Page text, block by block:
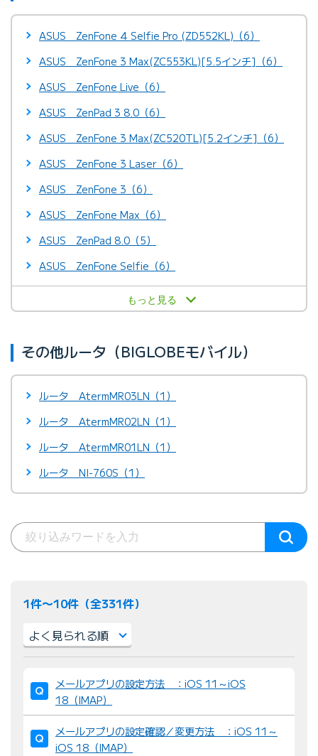
ASUS ZenFone 4 Selfie Pro (ZD552KL)（6）
ASUS ZenFone 3 Max(ZC553KL)[5.5インチ]（6）
ASUS ZenFone Live（6）
ASUS ZenPad 3 8.0（6）
ASUS ZenFone 3 Max(ZC520TL)[5.2インチ]（6）
ASUS ZenFone 3 Laser（6）
ASUS ZenFone 3（6）
ASUS ZenFone Max（6）
ASUS ZenPad 8.0（5）
ASUS ZenFone Selfie（6）
もっと見る
その他ルータ（BIGLOBEモバイル）
ルータ AtermMR03LN（1）
ルータ AtermMR02LN（1）
ルータ AtermMR01LN（1）
ルータ NI-760S（1）
1件〜10件（全331件）
び
替
え
：
メールアプリの設定方法 ：iOS 11～iOS
18（IMAP）
メールアプリの設定確認／変更方法 ：iOS 11～
iOS 18（IMAP）